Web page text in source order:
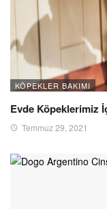
KÖPEKLER BAKIMI
Evde Köpeklerimiz
Temmuz 29, 2021